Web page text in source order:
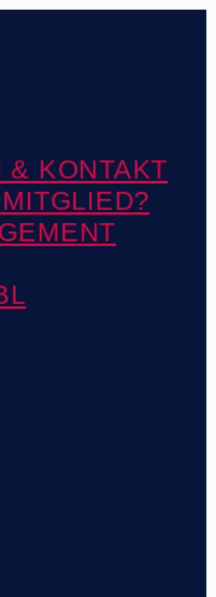
& KONTAKT